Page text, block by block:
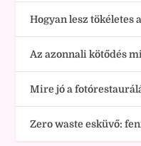
Hogyan lesz tökéletes
Az azonnali kötődés
Mire jó a
Zero waste esküvő: